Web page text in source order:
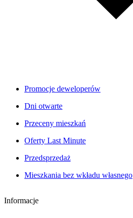
Promocje deweloperów
Dni otwarte
Przeceny mieszkań
Oferty Last Minute
Przedsprzedaż
Mieszkania bez wkładu własnego
Informacje